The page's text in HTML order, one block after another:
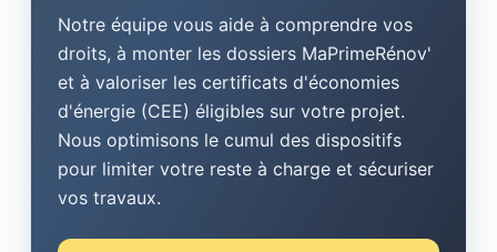
Notre équipe vous aide à comprendre vos
droits, à monter les dossiers MaPrimeRénov'
et à valoriser les certificats d'économies
d'énergie (CEE) éligibles sur votre projet.
Nous optimisons le cumul des dispositifs
pour limiter votre reste à charge et sécuriser
vos travaux.